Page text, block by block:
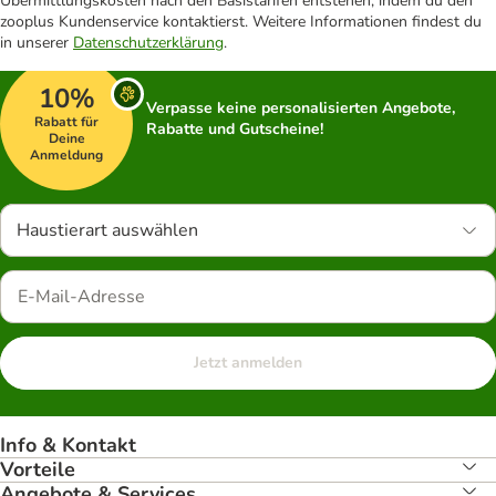
zooplus Kundenservice kontaktierst. Weitere Informationen findest du
in unserer Datenschutzerklärung.
10%
Rabatt für
Deine
Anmeldung
Verpasse keine personalisierten Angebote,
Rabatte und Gutscheine!
Haustierart auswählen
Jetzt anmelden
Info & Kontakt
Vorteile